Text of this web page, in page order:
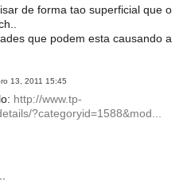
de forma tao superficial que o
que podem esta causando a
13, 2011 15:45
http://www.tp-
?categoryid=1588&mod...